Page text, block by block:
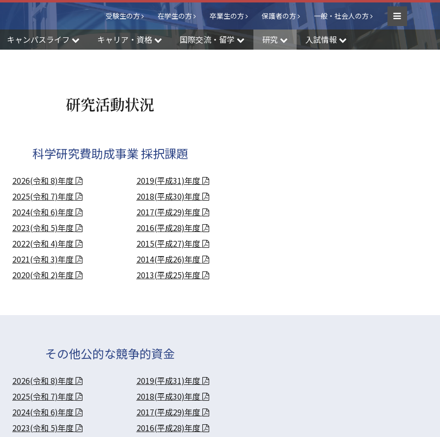
Menu
受験生の方 在学生の方 卒業生の方 保護者の方 一般・社会人の方
キャンパスライフ キャリア・資格 国際交流・留学 研究 入試情報
研究活動状況
科学研究費助成事業 採択課題
2026(令和 8)年度
2025(令和 7)年度
2024(令和 6)年度
2023(令和 5)年度
2022(令和 4)年度
2021(令和 3)年度
2020(令和 2)年度
2019(平成31)年度
2018(平成30)年度
2017(平成29)年度
2016(平成28)年度
2015(平成27)年度
2014(平成26)年度
2013(平成25)年度
その他公的な競争的資金
2026(令和 8)年度
2025(令和 7)年度
2024(令和 6)年度
2023(令和 5)年度
2019(平成31)年度
2018(平成30)年度
2017(平成29)年度
2016(平成28)年度